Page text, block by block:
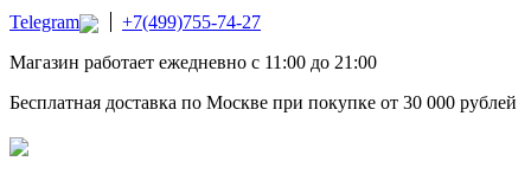
Telegram
+7(499)755-74-27
Магазин работает ежедневно с 11:00 до 21:00
Бесплатная доставка по Москве при покупке от 30 000 рублей